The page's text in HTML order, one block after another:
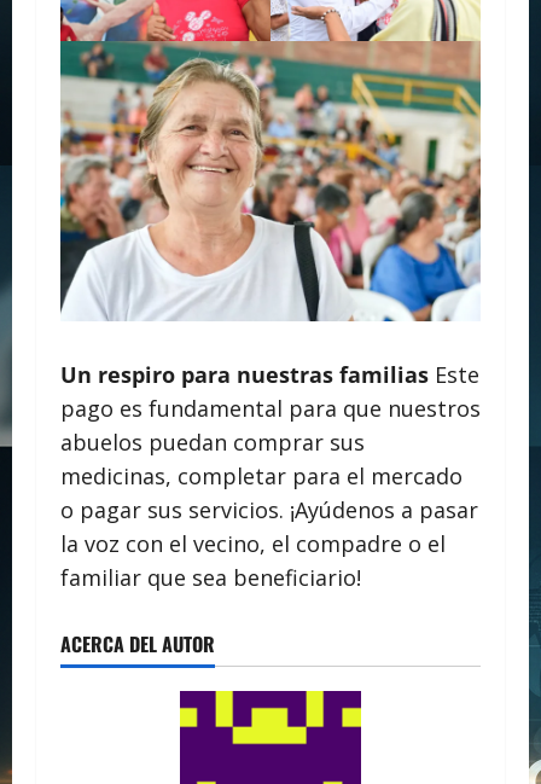
Un respiro para nuestras familias Este
pago es fundamental para que nuestros
abuelos puedan comprar sus
medicinas, completar para el mercado
o pagar sus servicios. ¡Ayúdenos a pasar
la voz con el vecino, el compadre o el
familiar que sea beneficiario!
ACERCA DEL AUTOR